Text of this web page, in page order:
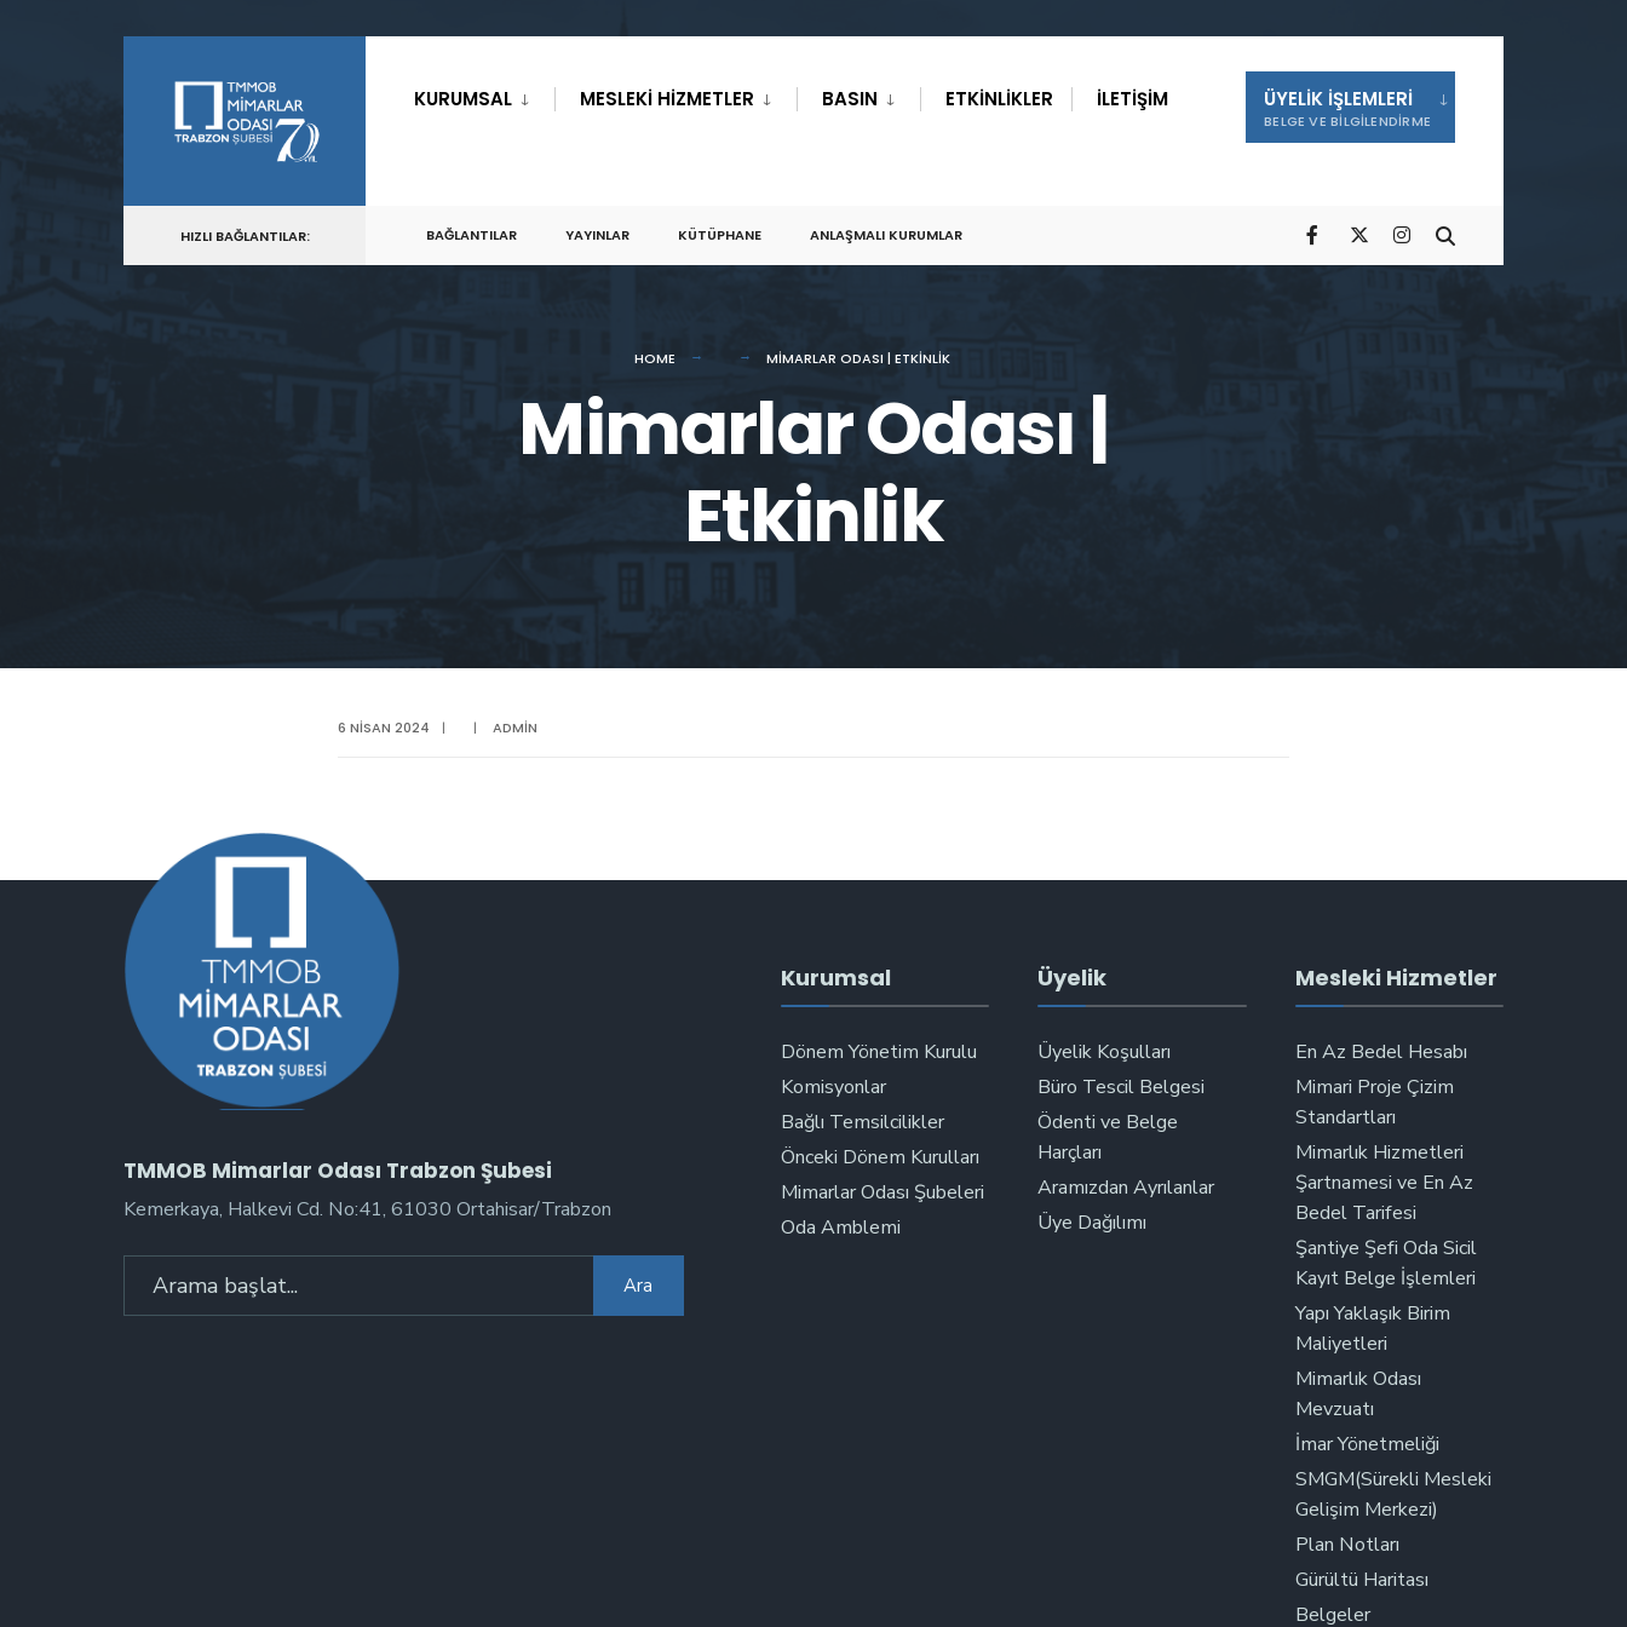
content
KURUMSAL MESLEKI HIZMETLER BASIN ETKINLIKLER İLETIŞIM ÜYELIK İŞLEMLERI
BELGE VE BILGILENDIRME
HIZLI BAĞLANTILAR: BAĞLANTILAR YAYINLAR KÜTÜPHANE ANLAŞMALI KURUMLAR
HOME MIMARLAR ODASI | ETKINLIK
Mimarlar Odası |
Etkinlik
6 NISAN 2024 | | ADMIN
TMMOB Mimarlar Odası Trabzon Şubesi
Kemerkaya, Halkevi Cd. No:41, 61030 Ortahisar/Trabzon
Ara
Kurumsal
Dönem Yönetim Kurulu
Komisyonlar
Bağlı Temsilcilikler
Önceki Dönem Kurulları
Mimarlar Odası Şubeleri
Oda Amblemi
Üyelik
Üyelik Koşulları
Büro Tescil Belgesi
Ödenti ve Belge
Harçları
Aramızdan Ayrılanlar
Üye Dağılımı
Mesleki Hizmetler
En Az Bedel Hesabı
Mimari Proje Çizim
Standartları
Mimarlık Hizmetleri
Şartnamesi ve En Az
Bedel Tarifesi
Şantiye Şefi Oda Sicil
Kayıt Belge İşlemleri
Yapı Yaklaşık Birim
Maliyetleri
Mimarlık Odası
Mevzuatı
İmar Yönetmeliği
SMGM(Sürekli Mesleki
Gelişim Merkezi)
Plan Notları
Gürültü Haritası
Belgeler